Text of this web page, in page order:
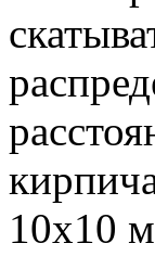
10х10